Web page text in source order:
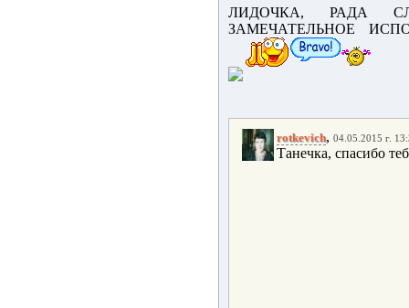
ЛИДОЧКА, РАДА
ЗАМЕЧАТЕЛЬНОЕ
rotkevich, 04.05.2015 г.
Танечка, спасибо